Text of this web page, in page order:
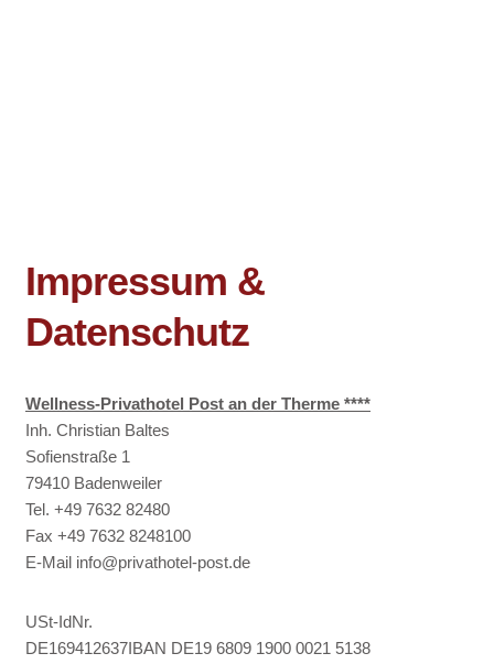
Impressum &
Datenschutz
Wellness-Privathotel Post an der Therme ****
Inh. Christian Baltes
Sofienstraße 1
79410 Badenweiler
Tel. +49 7632 82480
Fax +49 7632 8248100
E-Mail info@privathotel-post.de
USt-IdNr.
DE169412637IBAN DE19 6809 1900 0021 5138